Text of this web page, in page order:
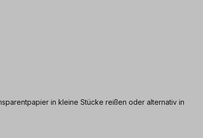
in kleine Stücke reißen oder alternativ in